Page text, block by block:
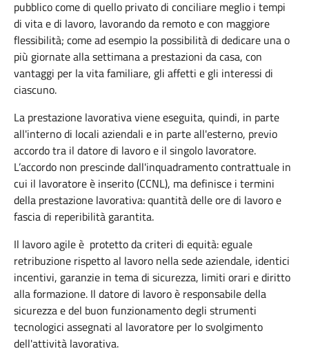
pubblico come di quello privato di conciliare meglio i tempi
di vita e di lavoro, lavorando da remoto e con maggiore
flessibilità; come ad esempio la possibilità di dedicare una o
più giornate alla settimana a prestazioni da casa, con
vantaggi per la vita familiare, gli affetti e gli interessi di
ciascuno.
La prestazione lavorativa viene eseguita, quindi, in parte
all'interno di locali aziendali e in parte all'esterno, previo
accordo tra il datore di lavoro e il singolo lavoratore.
L’accordo non prescinde dall'inquadramento contrattuale in
cui il lavoratore è inserito (CCNL), ma definisce i termini
della prestazione lavorativa: quantità delle ore di lavoro e
fascia di reperibilità garantita.
Il lavoro agile è protetto da criteri di equità: eguale
retribuzione rispetto al lavoro nella sede aziendale, identici
incentivi, garanzie in tema di sicurezza, limiti orari e diritto
alla formazione. Il datore di lavoro è responsabile della
sicurezza e del buon funzionamento degli strumenti
tecnologici assegnati al lavoratore per lo svolgimento
dell'attività lavorativa.